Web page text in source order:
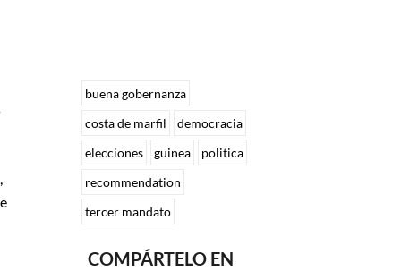
buena gobernanza
costa de marfil
democracia
elecciones
guinea
politica
recommendation
tercer mandato
COMPÁRTELO EN